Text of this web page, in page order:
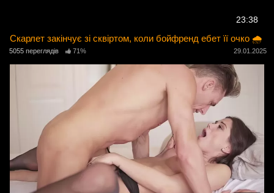
23:38
Скарлет закінчує зі сквіртом, коли бойфренд ебет її очко 🌧️
5055 переглядів 71% 29.01.2025